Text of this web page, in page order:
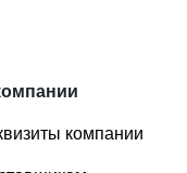
компании